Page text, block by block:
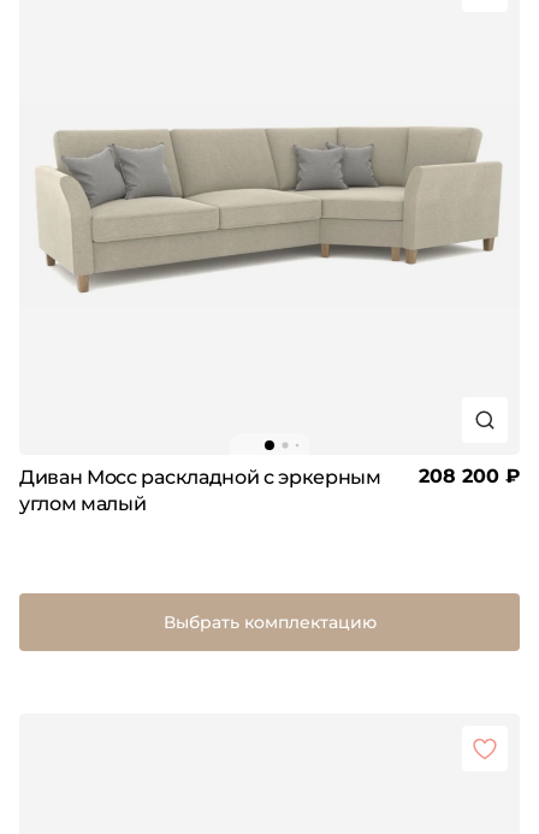
Диван Мосс раскладной с эркерным
углом малый
208 200 ₽
Выбрать комплектацию